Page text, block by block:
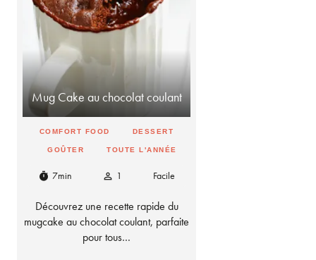
Mug Cake au chocolat coulant
COMFORT FOOD DESSERT
GOÛTER TOUTE L'ANNÉE
timer 7min person_outline 1 Facile
Découvrez une recette rapide du
mugcake au chocolat coulant, parfaite
pour tous…